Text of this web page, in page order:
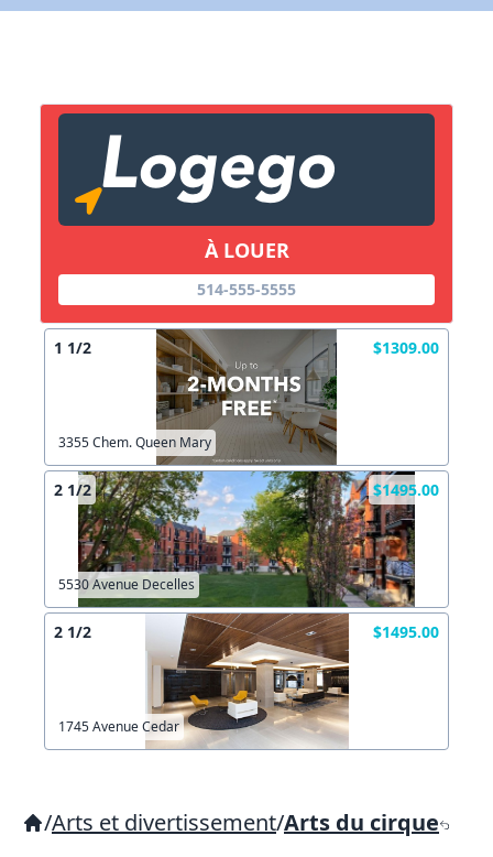
À LOUER
514-555-5555
1 1/2 $1309.00
3355 Chem. Queen Mary
2 1/2 $1495.00
5530 Avenue Decelles
2 1/2 $1495.00
1745 Avenue Cedar
/Arts et divertissement/Arts du cirque
Lien vers inscription (sera inclus dans courriel)
Copier lien
X Fermer